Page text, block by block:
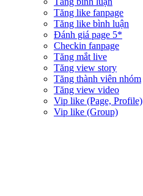
Tăng like fanpage
Tăng like bình luận
Đánh giá page 5*
Checkin fanpage
Tăng mắt live
Tăng view story
Tăng thành viên nhóm
Tăng view video
Vip like (Page, Profile)
Vip like (Group)